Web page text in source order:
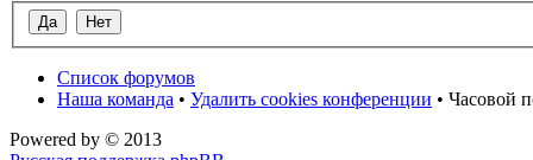
Список форумов
Наша команда • Удалить cookies конференции • Часовой
Powered by © 2013